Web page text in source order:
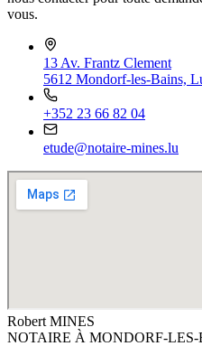
vous.
13 Av. Frantz Clement
5612 Mondorf-les-Bains,
+352 23 66 82 04
etude@notaire-mines.lu
Robert MINES
NOTAIRE À MONDORF-LES-